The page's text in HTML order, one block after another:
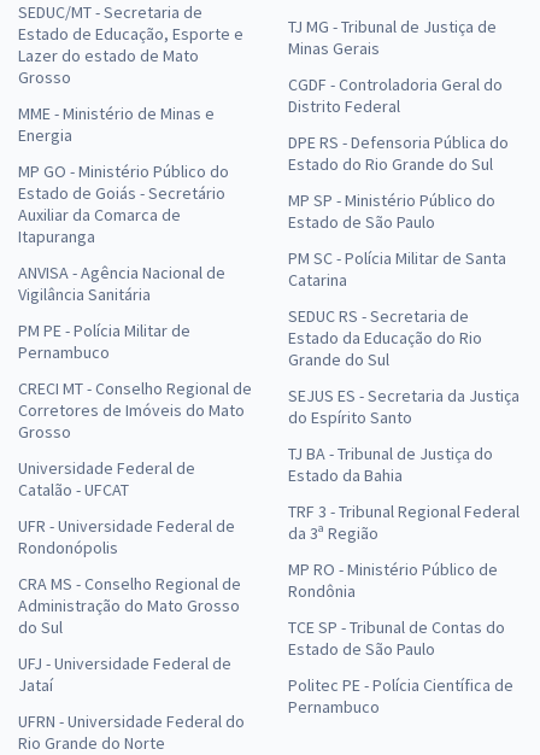
SEDUC/MT - Secretaria de
Estado de Educação, Esporte e
Lazer do estado de Mato
Grosso
MME - Ministério de Minas e
Energia
MP GO - Ministério Público do
Estado de Goiás - Secretário
Auxiliar da Comarca de
Itapuranga
ANVISA - Agência Nacional de
Vigilância Sanitária
PM PE - Polícia Militar de
Pernambuco
CRECI MT - Conselho Regional de
Corretores de Imóveis do Mato
Grosso
Universidade Federal de
Catalão - UFCAT
UFR - Universidade Federal de
Rondonópolis
CRA MS - Conselho Regional de
Administração do Mato Grosso
do Sul
UFJ - Universidade Federal de
Jataí
UFRN - Universidade Federal do
Rio Grande do Norte
TJ MG - Tribunal de Justiça de
Minas Gerais
CGDF - Controladoria Geral do
Distrito Federal
DPE RS - Defensoria Pública do
Estado do Rio Grande do Sul
MP SP - Ministério Público do
Estado de São Paulo
PM SC - Polícia Militar de Santa
Catarina
SEDUC RS - Secretaria de
Estado da Educação do Rio
Grande do Sul
SEJUS ES - Secretaria da Justiça
do Espírito Santo
TJ BA - Tribunal de Justiça do
Estado da Bahia
TRF 3 - Tribunal Regional Federal
da 3ª Região
MP RO - Ministério Público de
Rondônia
TCE SP - Tribunal de Contas do
Estado de São Paulo
Politec PE - Polícia Científica de
Pernambuco